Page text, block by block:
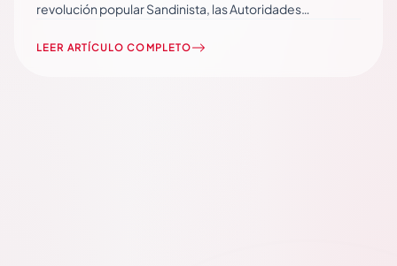
revolución popular Sandinista, las Autoridades
delegación de la República de Bielorrusia, que se
LEER ARTÍCULO COMPLETO